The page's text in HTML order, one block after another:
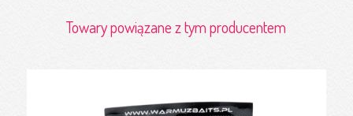
Towary powiązane z tym producentem